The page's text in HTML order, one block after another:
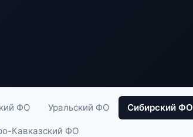
ФО Уральский ФО Сибирский ФО
Кавказский ФО